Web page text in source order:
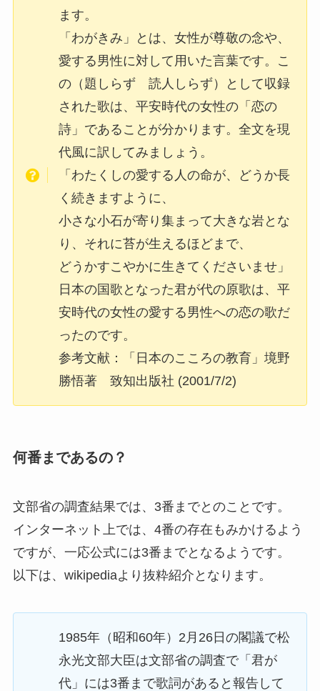
ます。
「わがきみ」とは、女性が尊敬の念や、
愛する男性に対して用いた言葉です。こ
の（題しらず 読人しらず）として収録
された歌は、平安時代の女性の「恋の
詩」であることが分かります。全文を現
代風に訳してみましょう。
「わたくしの愛する人の命が、どうか長
く続きますように、
小さな小石が寄り集まって大きな岩とな
り、それに苔が生えるほどまで、
どうかすこやかに生きてくださいませ」
日本の国歌となった君が代の原歌は、平
安時代の女性の愛する男性への恋の歌だ
ったのです。
参考文献：「日本のこころの教育」境野
勝悟著 致知出版社 (2001/7/2)
何番まであるの？
文部省の調査結果では、3番までとのことです。
インターネット上では、4番の存在もみかけるよう
ですが、一応公式には3番までとなるようです。
以下は、wikipediaより抜粋紹介となります。
1985年（昭和60年）2月26日の閣議で松
永光文部大臣は文部省の調査で「君が
代」には3番まで歌詞があると報告して